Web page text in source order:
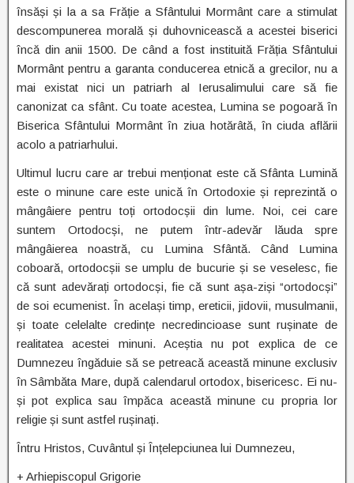
însăși și la a sa Frăție a Sfântului Mormânt care a stimulat
descompunerea morală și duhovnicească a acestei biserici
încă din anii 1500. De când a fost instituită Frăția Sfântului
Mormânt pentru a garanta conducerea etnică a grecilor, nu a
mai existat nici un patriarh al Ierusalimului care să fie
canonizat ca sfânt. Cu toate acestea, Lumina se pogoară în
Biserica Sfântului Mormânt în ziua hotărâtă, în ciuda aflării
acolo a patriarhului.
Ultimul lucru care ar trebui menționat este că Sfânta Lumină
este o minune care este unică în Ortodoxie și reprezintă o
mângâiere pentru toți ortodocșii din lume. Noi, cei care
suntem Ortodocși, ne putem într-adevăr lăuda spre
mângâierea noastră, cu Lumina Sfântă. Când Lumina
coboară, ortodocșii se umplu de bucurie și se veselesc, fie
că sunt adevărați ortodocși, fie că sunt așa-ziși “ortodocși”
de soi ecumenist. În același timp, ereticii, jidovii, musulmanii,
și toate celelalte credințe necredincioase sunt rușinate de
realitatea acestei minuni. Aceștia nu pot explica de ce
Dumnezeu îngăduie să se petreacă această minune exclusiv
în Sâmbăta Mare, după calendarul ortodox, bisericesc. Ei nu-
și pot explica sau împăca această minune cu propria lor
religie și sunt astfel rușinați.
Întru Hristos, Cuvântul și Înțelepciunea lui Dumnezeu,
+ Arhiepiscopul Grigorie